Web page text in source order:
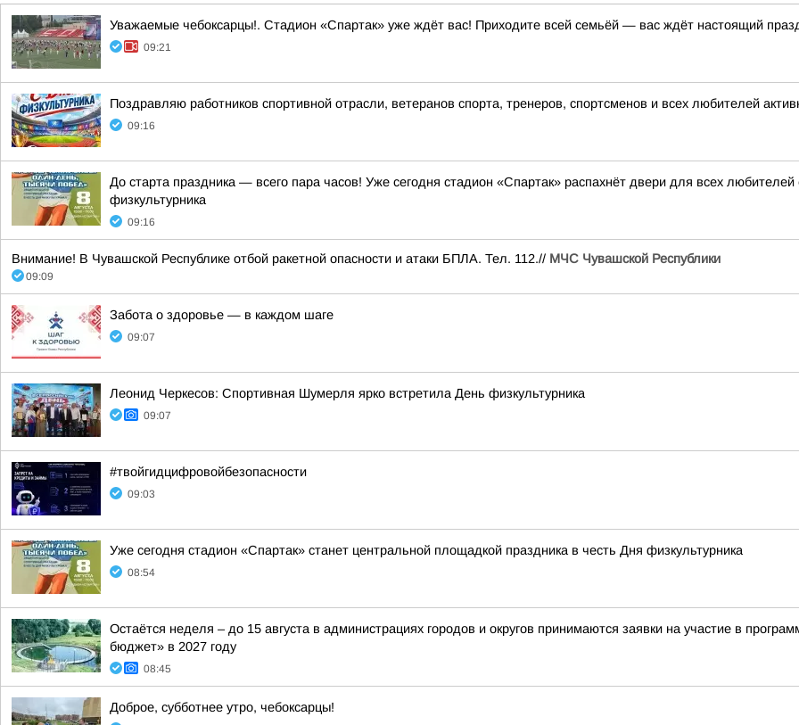
Уважаемые чебоксарцы!. Стадион «Спартак» уже ждёт вас! Приходите всей семьёй — вас ждёт настоящий
09:21
Поздравляю работников спортивной отрасли, ветеранов спорта, тренеров, спортсменов и всех любителей
09:16
До старта праздника — всего пара часов! Уже сегодня стадион «Спартак» распахнёт двери для всех
физкультурника
09:16
Внимание! В Чувашской Республике отбой ракетной опасности и атаки БПЛА. Тел. 112.// МЧС Чувашской Республики
09:09
Забота о здоровье — в каждом шаге
09:07
Леонид Черкесов: Спортивная Шумерля ярко встретила День физкультурника
09:07
#твойгидцифровойбезопасности
09:03
Уже сегодня стадион «Спартак» станет центральной площадкой праздника в честь Дня физкультурника
08:54
Остаётся неделя – до 15 августа в администрациях городов и округов принимаются заявки на участие в
бюджет» в 2027 году
08:45
Доброе, субботнее утро, чебоксарцы!